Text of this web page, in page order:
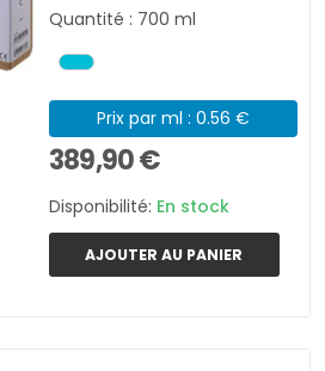
Quantité : 700 ml
Prix par ml : 0.56 €
389,90 €
Disponibilité: En stock
AJOUTER AU PANIER